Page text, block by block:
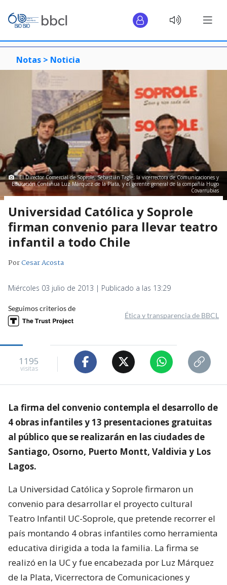
Notas > Noticia
El Director Comercial de Soprole, Sebastián Tagle; la vicerrectora de Comunicaciones y
Educación Continua Luz Márquez de la Plata, y el gerente general de la compañía Hugo
Covarrubias
Universidad Católica y Soprole
firman convenio para llevar teatro
infantil a todo Chile
PorCesar Acosta
Miércoles 03 julio de 2013 | Publicado a las 13:29
Seguimos criterios de
Ética y transparencia de BBCL
1195
visitas
La firma del convenio contempla el desarrollo de
4 obras infantiles y 13 presentaciones gratuitas
al público que se realizarán en las ciudades de
Santiago, Osorno, Puerto Montt, Valdivia y Los
Lagos.
La Universidad Católica y Soprole firmaron un
convenio para desarrollar el proyecto cultural
Teatro Infantil UC-Soprole, que pretende recorrer el
país montando 4 obras infantiles como herramienta
educativa dirigida a toda la familia. La firma se
realizó en la UC y fue encabezada por Luz Márquez
de la Plata, Vicerrectora de Comunicaciones y